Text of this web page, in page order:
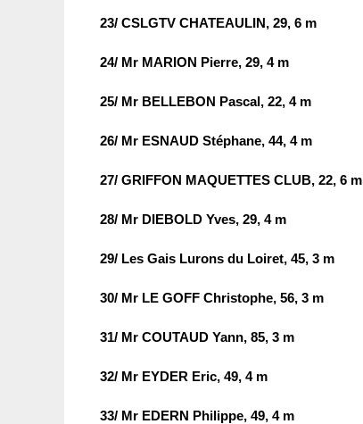
23/ CSLGTV CHATEAULIN, 29, 6 m
24/ Mr MARION Pierre, 29, 4 m
25/ Mr BELLEBON Pascal, 22, 4 m
26/ Mr ESNAUD Stéphane, 44, 4 m
27/ GRIFFON MAQUETTES CLUB, 22, 6 m
28/ Mr DIEBOLD Yves, 29, 4 m
29/ Les Gais Lurons du Loiret, 45, 3 m
30/ Mr LE GOFF Christophe, 56, 3 m
31/ Mr COUTAUD Yann, 85, 3 m
32/ Mr EYDER Eric, 49, 4 m
33/ Mr EDERN Philippe, 49, 4 m